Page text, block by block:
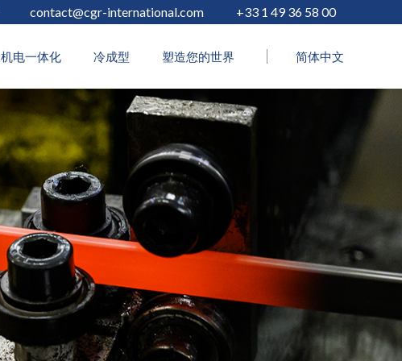
contact@cgr-international.com +33 1 49 36 58 00
机电一体化 冷成型 塑造您的世界 简体中文